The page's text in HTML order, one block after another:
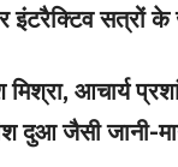
इंटरैक्टिव सत्रों
आचार्य
जैसी जानी-